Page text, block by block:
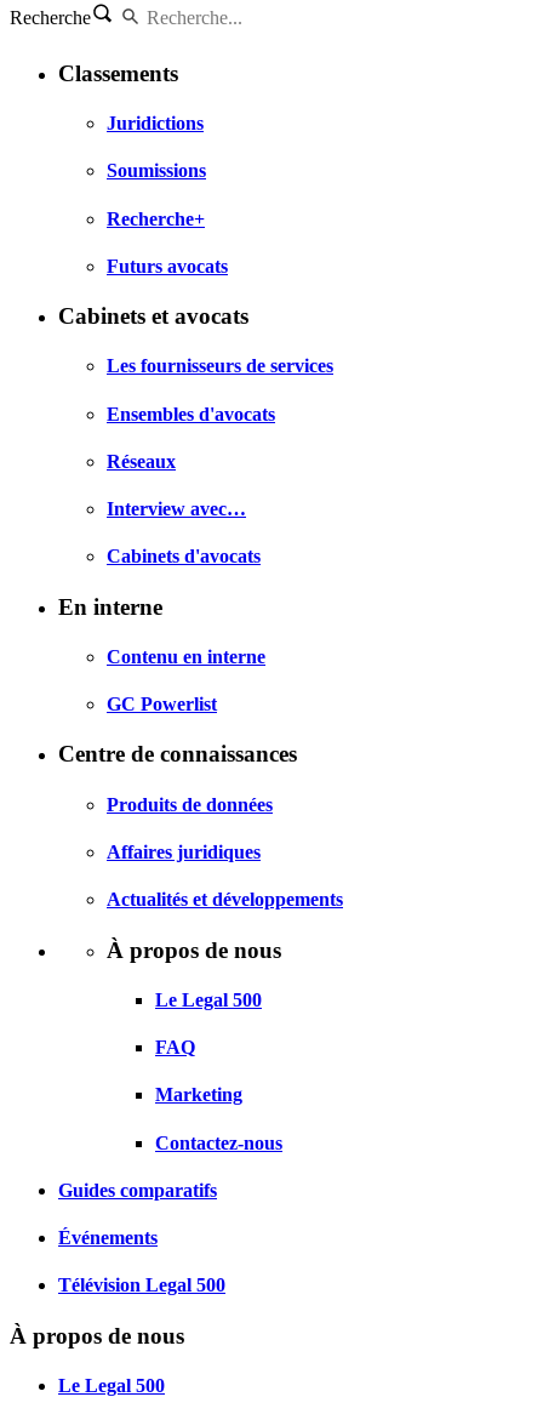
Recherche
Classements
Juridictions
Soumissions
Recherche+
Futurs avocats
Cabinets et avocats
Les fournisseurs de services
Ensembles d'avocats
Réseaux
Interview avec…
Cabinets d'avocats
En interne
Contenu en interne
GC Powerlist
Centre de connaissances
Produits de données
Affaires juridiques
Actualités et développements
À propos de nous
Le Legal 500
FAQ
Marketing
Contactez-nous
Guides comparatifs
Événements
Télévision Legal 500
À propos de nous
Le Legal 500